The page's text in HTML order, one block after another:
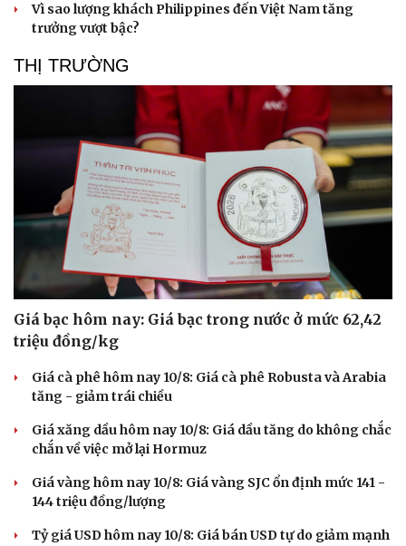
Sức khỏe
Cây thuốc
Sản phụ khoa
Làm đẹp - giảm cân
Phòng mạch online
Ăn sạch sống khỏe
Tình yêu - Gia đình
Vì sao lượng khách Philippines đến Việt Nam tăng
trưởng vượt bậc?
THỊ TRƯỜNG
Giá bạc hôm nay: Giá bạc trong nước ở mức 62,42
triệu đồng/kg
Giá cà phê hôm nay 10/8: Giá cà phê Robusta và Arabia
tăng - giảm trái chiều
Giá xăng dầu hôm nay 10/8: Giá dầu tăng do không chắc
chắn về việc mở lại Hormuz
Giá vàng hôm nay 10/8: Giá vàng SJC ổn định mức 141 -
144 triệu đồng/lượng
Tỷ giá USD hôm nay 10/8: Giá bán USD tự do giảm mạnh